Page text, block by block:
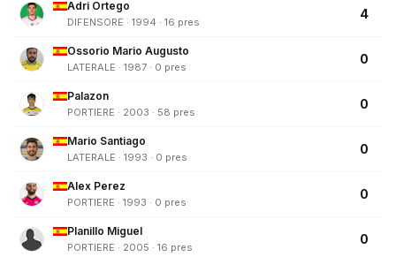
Adri Ortego
DIFENSORE · 1994 · 16 pres
4
Ossorio Mario Augusto
LATERALE · 1987 · 0 pres
0
Palazon
PORTIERE · 2003 · 58 pres
0
Mario Santiago
LATERALE · 1993 · 0 pres
0
Alex Perez
PORTIERE · 1993 · 0 pres
0
Planillo Miguel
PORTIERE · 2005 · 16 pres
0